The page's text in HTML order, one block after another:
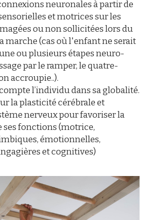
POWERED BY
neuronales à partir de
et motrices sur les
ou non sollicitées lors du
marche (cas où l'enfant ne serait
ou plusieurs étapes neuro-
par le ramper, le quatre-
accroupie..).
l’individu dans sa globalité.
la plasticité cérébrale et
nerveux pour favoriser la
fonctions (motrice,
émotionnelles,
et cognitives)